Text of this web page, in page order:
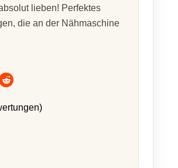
lieben! Perfektes
die an der Nähmaschine